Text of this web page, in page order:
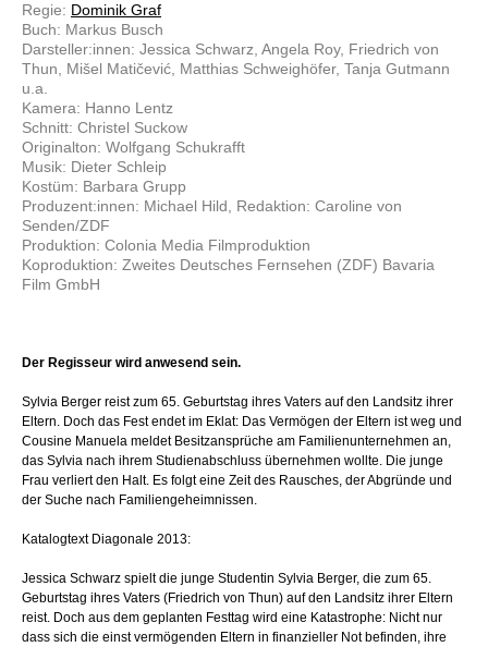
Regie: Dominik Graf
Buch: Markus Busch
Darsteller:innen: Jessica Schwarz, Angela Roy, Friedrich von
Thun, Mišel Matičević, Matthias Schweighöfer, Tanja Gutmann
u.a.
Kamera: Hanno Lentz
Schnitt: Christel Suckow
Originalton: Wolfgang Schukrafft
Musik: Dieter Schleip
Kostüm: Barbara Grupp
Produzent:innen: Michael Hild, Redaktion: Caroline von
Senden/ZDF
Produktion: Colonia Media Filmproduktion
Koproduktion: Zweites Deutsches Fernsehen (ZDF) Bavaria
Film GmbH
Der Regisseur wird anwesend sein.
Sylvia Berger reist zum 65. Geburtstag ihres Vaters auf den Landsitz ihrer
Eltern. Doch das Fest endet im Eklat: Das Vermögen der Eltern ist weg und
Cousine Manuela meldet Besitzansprüche am Familienunternehmen an,
das Sylvia nach ihrem Studienabschluss übernehmen wollte. Die junge
Frau verliert den Halt. Es folgt eine Zeit des Rausches, der Abgründe und
der Suche nach Familiengeheimnissen.
Katalogtext Diagonale 2013:
Jessica Schwarz spielt die junge Studentin Sylvia Berger, die zum 65.
Geburtstag ihres Vaters (Friedrich von Thun) auf den Landsitz ihrer Eltern
reist. Doch aus dem geplanten Festtag wird eine Katastrophe: Nicht nur
dass sich die einst vermögenden Eltern in finanzieller Not befinden, ihre